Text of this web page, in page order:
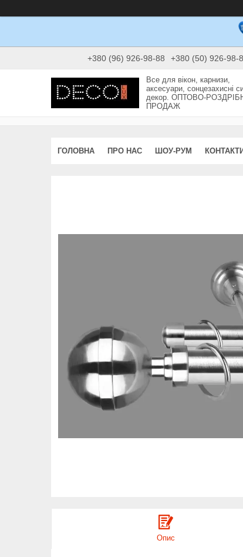
+380 (96) 926-98-88 +380 (50) 926-98-
Все для вікон, карнизи,
аксесуари, сонцезахисні
декор. ОПТОВО-
ПРОДАЖ
ГОЛОВНА ПРО НАС ШОУ-РУМ КОНТАКТИ
Опис